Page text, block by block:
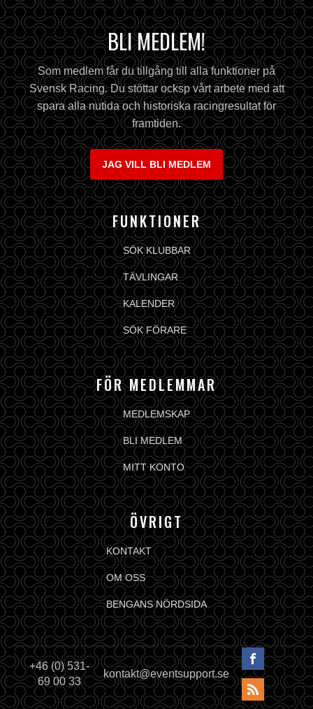
BLI MEDLEM!
Som medlem får du tillgång till alla funktioner på
Svensk Racing. Du stöttar ocksp vårt arbete med att
spara alla nutida och historiska racingresultat för
framtiden.
JAG VILL BLI MEDLEM
FUNKTIONER
SÖK KLUBBAR
TÄVLINGAR
KALENDER
SÖK FÖRARE
FÖR MEDLEMMAR
MEDLEMSKAP
BLI MEDLEM
MITT KONTO
ÖVRIGT
KONTAKT
OM OSS
BENGANS NÖRDSIDA
+46 (0) 531-
69 00 33
kontakt@eventsupport.se